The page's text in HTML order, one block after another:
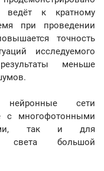
ведёт к кратному
при проведении
точность
исследуемого
меньше
нейронные сети
с многофотонными
так и для
света большой